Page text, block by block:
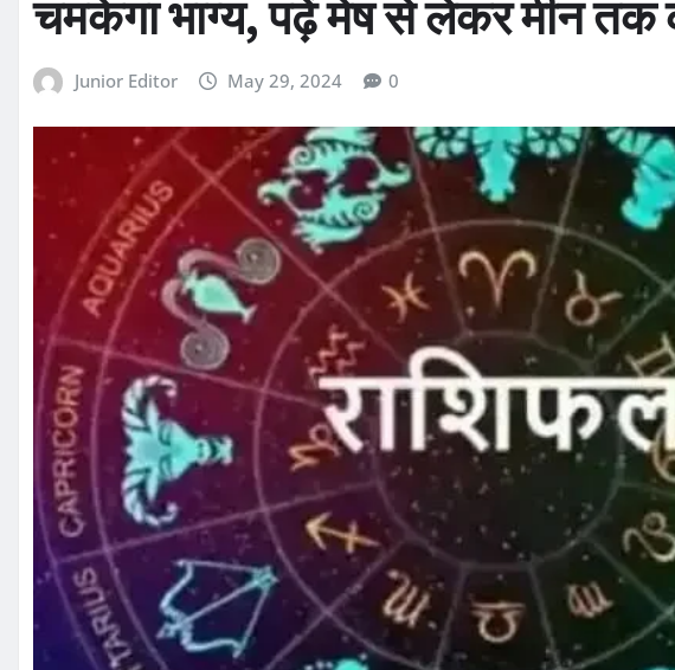
चमकेगा भाग्य, पढ़ें मेष से लेकर मीन तक
Junior Editor May 29, 2024 0